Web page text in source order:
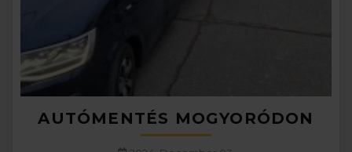
AUTÓMENTÉS MOGYORÓDON